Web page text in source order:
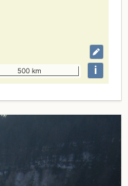
500 km i